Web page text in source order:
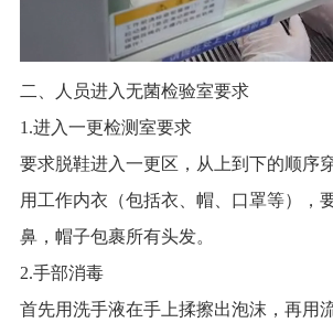
二、人员进入无菌检验室要求
1.进入一更检测室要求
要求脱鞋进入一更区，从上到下的顺序
用工作内衣（包括衣、帽、口罩等），
鼻，帽子包裹所有头发。
2.手部消毒
首先用洗手液在手上揉擦出泡沫，再用